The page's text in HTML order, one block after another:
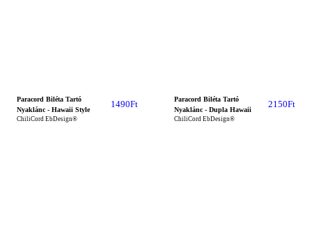
Paracord Biléta Tartó
Nyaklánc - Hawaii Style
1490Ft
ChiliCord EbDesign®
Paracord Biléta Tartó
Nyaklánc - Dupla Hawaii
2150Ft
ChiliCord EbDesign®